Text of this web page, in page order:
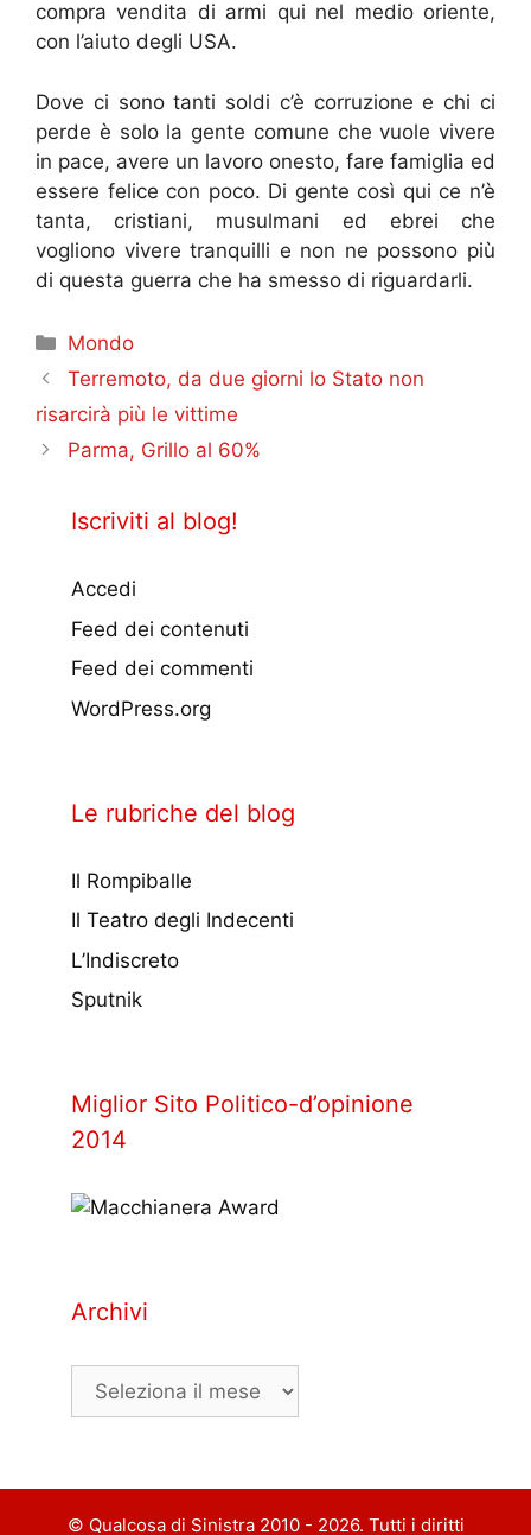
compra vendita di armi qui nel medio oriente,
con l’aiuto degli USA.
Dove ci sono tanti soldi c’è corruzione e chi ci
perde è solo la gente comune che vuole vivere
in pace, avere un lavoro onesto, fare famiglia ed
essere felice con poco. Di gente così qui ce n’è
tanta, cristiani, musulmani ed ebrei che
vogliono vivere tranquilli e non ne possono più
di questa guerra che ha smesso di riguardarli.
Categorie
Mondo
Terremoto, da due giorni lo Stato non
risarcirà più le vittime
Parma, Grillo al 60%
Iscriviti al blog!
Accedi
Feed dei contenuti
Feed dei commenti
WordPress.org
Le rubriche del blog
Il Rompiballe
Il Teatro degli Indecenti
L’Indiscreto
Sputnik
Miglior Sito Politico-d’opinione
2014
Archivi
Archivi
© Qualcosa di Sinistra 2010 - 2026. Tutti i diritti